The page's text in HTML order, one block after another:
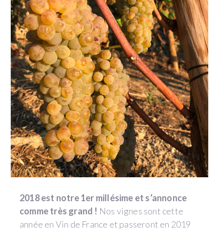
2018 est notre 1er millésime et s’annonce
comme très grand ! Nos vignes sont cette
année en Vin de France et passeront en 2019